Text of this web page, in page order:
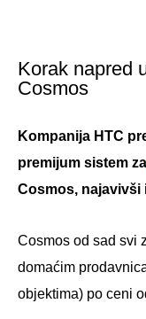
Korak napred
Cosmos
Kompanija HTC
premijum sistem za
Cosmos, najavivši
Cosmos od sad svi
domaćim
objektima) po ceni